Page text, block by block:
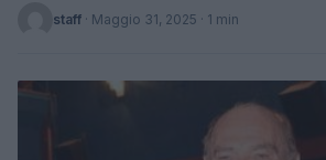
staff · Maggio 31, 2025 · 1 min